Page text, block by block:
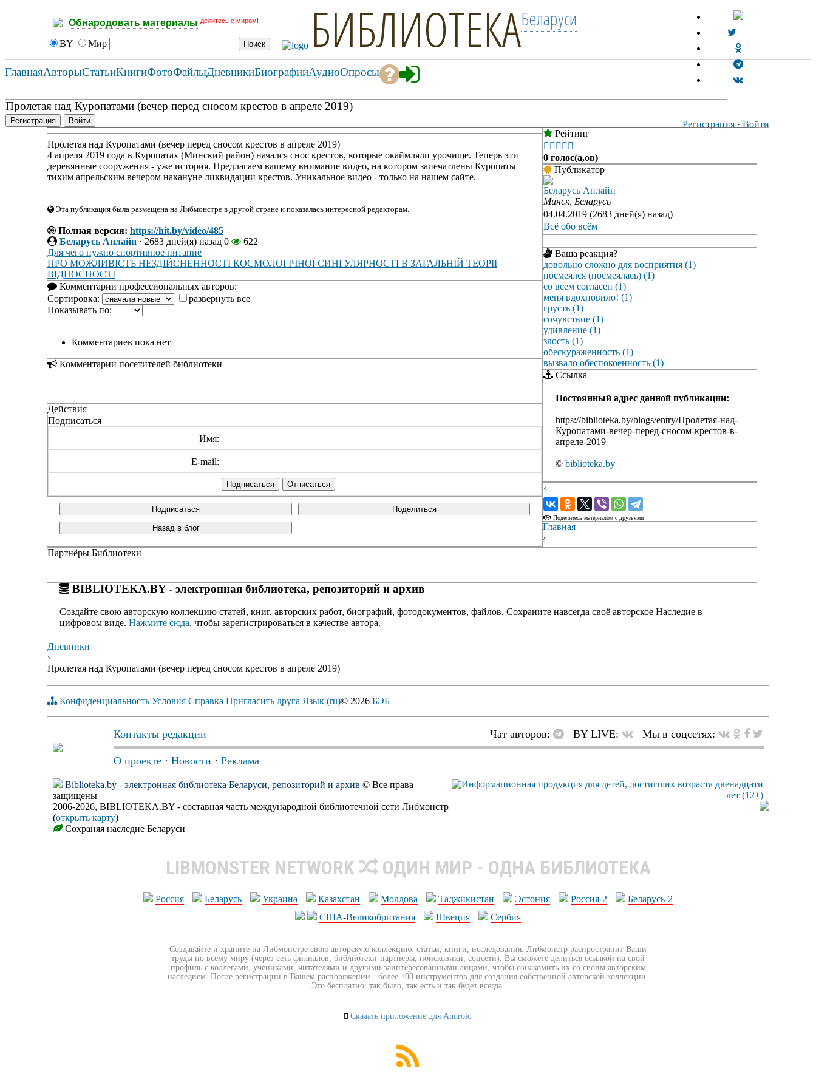
Обнародовать материалы делитесь с миром!
BY Мир БИБЛИОТЕКАБеларуси
Регистрация · Войти
ГлавнаяАвторыСтатьиКнигиФотоФайлыДневникиБиографииАудиоОпросы
Пролетая над Куропатами (вечер перед сносом крестов в апреле 2019)
Регистрация Войти
Пролетая над Куропатами (вечер перед сносом крестов в апреле 2019)
4 апреля 2019 года в Куропатах (Минский район) начался снос крестов, которые окаймляли урочище. Теперь эти
деревянные сооружения - уже история. Предлагаем вашему внимание видео, на котором запечатлены Куропаты
тихим апрельским вечером накануне ликвидации крестов. Уникальное видео - только на нашем сайте.
Эта публикация была размещена на Либмонстре в другой стране и показалась интересной редакторам.
Полная версия: https://hit.by/video/485
Беларусь Анлайн · 2683 дней(я) назад 0
622
Для чего нужно спортивное питание
ПРО МОЖЛИВІСТЬ НЕЗДІЙСНЕННОСТІ КОСМОЛОГІЧНОЇ СИНГУЛЯРНОСТІ В ЗАГАЛЬНІЙ ТЕОРІЇ
ВІДНОСНОСТІ
Комментарии профессиональных авторов:
Сортировка:
развернуть все
Показывать по:
Комментариев пока нет
Комментарии посетителей библиотеки
Действия
Подписаться
Имя:
E-mail:
Подписаться Поделиться
Назад в блог
Рейтинг
    
0 голос(а,ов)
Публикатор
Беларусь Анлайн
Минск, Беларусь
04.04.2019 (2683 дней(я) назад)
Всё обо всём
Ваша реакция?
довольно сложно для восприятия (1)
посмеялся (посмеялась) (1)
со всем согласен (1)
меня вдохновило! (1)
грусть (1)
сочувствие (1)
удивление (1)
злость (1)
обескураженность (1)
вызвало обеспокоенность (1)
Ссылка
Постоянный адрес данной публикации:
https://biblioteka.by/blogs/entry/Пролетая-над-
Куропатами-вечер-перед-сносом-крестов-в-
апреле-2019
© biblioteka.by
‹
›
Поделитесь материалом с друзьями
Партнёры Библиотеки
BIBLIOTEKA.BY - электронная библиотека, репозиторий и архив
Создайте свою авторскую коллекцию статей, книг, авторских работ, биографий, фотодокументов, файлов. Сохраните навсегда своё авторское Наследие в
цифровом виде. Нажмите сюда, чтобы зарегистрироваться в качестве автора.
Главная
›
Дневники
›
Пролетая над Куропатами (вечер перед сносом крестов в апреле 2019)
Конфиденциальность Условия Справка Пригласить друга Язык (ru)© 2026 БЭБ
Контакты редакции Чат авторов: BY LIVE: Мы в соцсетях:
О проекте · Новости · Реклама
Biblioteka.by - электронная библиотека Беларуси, репозиторий и архив © Все права
защищены
2006-2026, BIBLIOTEKA.BY - составная часть международной библиотечной сети Либмонстр
(открыть карту)
Сохраняя наследие Беларуси
LIBMONSTER NETWORK ОДИН МИР - ОДНА БИБЛИОТЕКА
Россия Беларусь Украина Казахстан Молдова Таджикистан Эстония Россия-2
Беларусь-2
США-Великобритания
Швеция Сербия
Создавайте и храните на Либмонстре свою авторскую коллекцию: статьи, книги, исследования. Либмонстр распространит Ваши
труды по всему миру (через сеть филиалов, библиотеки-партнеры, поисковики, соцсети). Вы сможете делиться ссылкой на свой
профиль с коллегами, учениками, читателями и другими заинтересованными лицами, чтобы ознакомить их со своим авторским
наследием. После регистрации в Вашем распоряжении - более 100 инструментов для создания собственной авторской коллекции.
Это бесплатно: так было, так есть и так будет всегда.
Скачать приложение для Android